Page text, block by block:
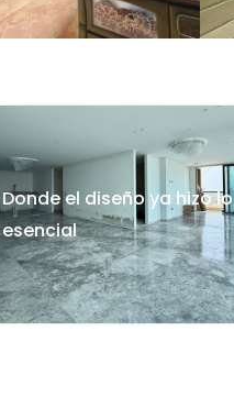
Donde el diseño ya hizo lo
esencial